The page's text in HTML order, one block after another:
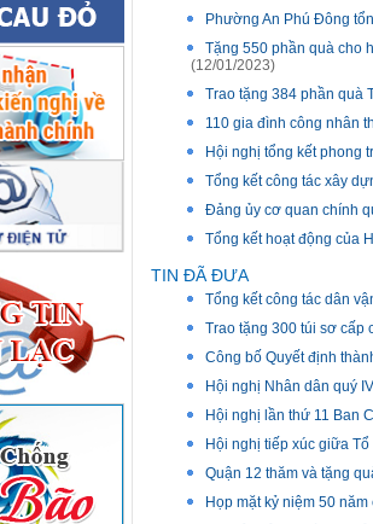
Phường An Phú Đông
Tặng 550 phần quà cho
(12/01/2023)
Trao tặng 384 phần quà
110 gia đình công nhân
Hội nghị tổng kết phong
Tổng kết công tác xây
Đảng ủy cơ quan chính
Tổng kết hoạt động của
TIN ĐÃ ĐƯA
Tổng kết công tác dân
Trao tặng 300 túi sơ cấp
Công bố Quyết định
Hội nghị Nhân dân quý
Hội nghị lần thứ 11 Ban
Hội nghị tiếp xúc giữa
Quận 12 thăm và tặng
Họp mặt kỷ niệm 50